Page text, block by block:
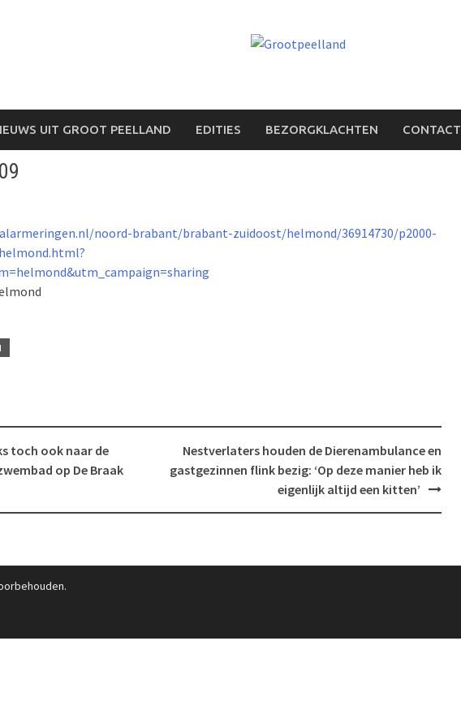
UIT GROOT PEELLAND EDITIES BEZORGKLACHTEN CONTACT
noord-brabant/brabant-zuidoost/helmond/36914730/p2000-
toch ook naar de
op De Braak
Nestverlaters houden de Dierenambulance en
gastgezinnen flink bezig: ‘Op deze manier heb ik
eigenlijk altijd een kitten’